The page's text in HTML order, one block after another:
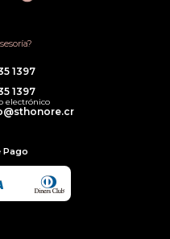
1397
1397
electrónico
Pago